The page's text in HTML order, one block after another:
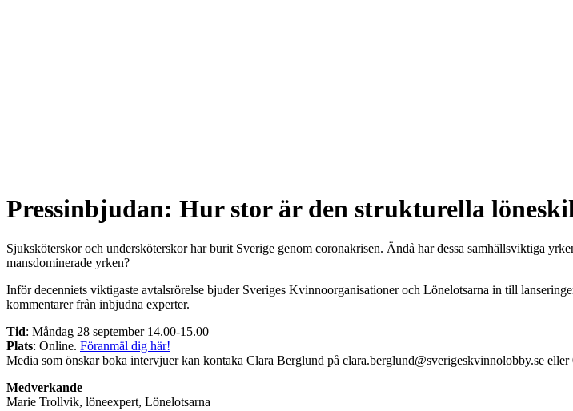
Pressinbjudan: Hur stor är den strukturella
Sjuksköterskor och undersköterskor har burit Sverige genom coronakrisen. Ändå har dessa samhällsviktiga
mansdominerade yrken?
Inför decenniets viktigaste avtalsrörelse bjuder Sveriges Kvinnoorganisationer och Lönelotsarna in till
kommentarer från inbjudna experter.
Tid: Måndag 28 september 14.00-15.00
Plats: Online. Föranmäl dig här!
Media som önskar boka intervjuer kan kontaka Clara Berglund på clara.berglund@sverigeskvinnolobby.se eller
Medverkande
Marie Trollvik, löneexpert, Lönelotsarna